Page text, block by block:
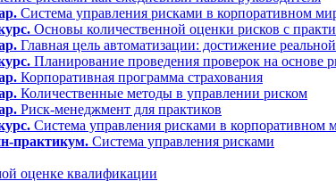
Система управления рисками в корпоративном
Основы количественной оценки рисков с
Главная цель автоматизации: достижение
Планирование проведения проверок на основе
Корпоративная программа страхования
Количественные методы в управлении риском
Риск-менеджмент для практиков
Система управления рисками в корпоративном
практикум. Система управления рисками
оценке квалификации